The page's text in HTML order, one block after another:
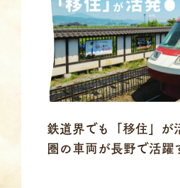
鉄道界でも「移住」
圏の車両が長野で活躍